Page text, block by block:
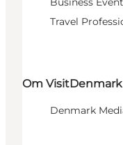
Travel
Om VisitDenmark
Denmark